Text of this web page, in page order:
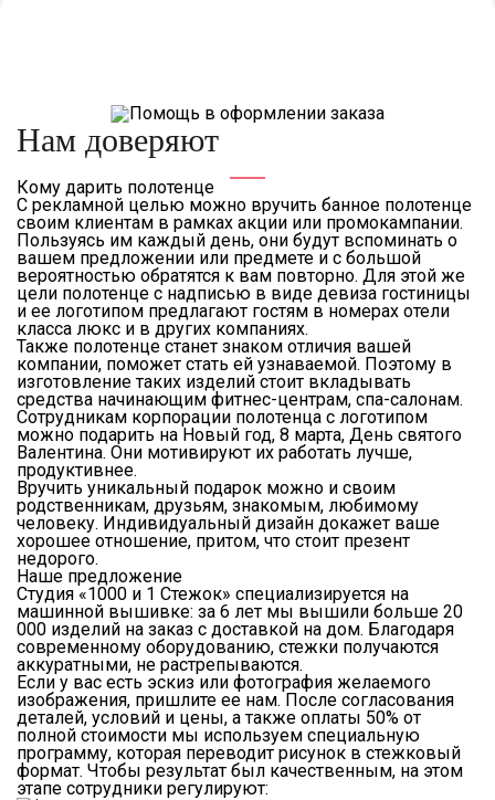
Нам доверяют
Кому дарить полотенце
С рекламной целью можно вручить банное полотенце
своим клиентам в рамках акции или промокампании.
Пользуясь им каждый день, они будут вспоминать о
вашем предложении или предмете и с большой
вероятностью обратятся к вам повторно. Для этой же
цели полотенце с надписью в виде девиза гостиницы
и ее логотипом предлагают гостям в номерах отели
класса люкс и в других компаниях.
Также полотенце станет знаком отличия вашей
компании, поможет стать ей узнаваемой. Поэтому в
изготовление таких изделий стоит вкладывать
средства начинающим фитнес-центрам, спа-салонам.
Сотрудникам корпорации полотенца с логотипом
можно подарить на Новый год, 8 марта, День святого
Валентина. Они мотивируют их работать лучше,
продуктивнее.
Вручить уникальный подарок можно и своим
родственникам, друзьям, знакомым, любимому
человеку. Индивидуальный дизайн докажет ваше
хорошее отношение, притом, что стоит презент
недорого.
Наше предложение
Студия «1000 и 1 Стежок» специализируется на
машинной вышивке: за 6 лет мы вышили больше 20
000 изделий на заказ с доставкой на дом. Благодаря
современному оборудованию, стежки получаются
аккуратными, не растрепываются.
Если у вас есть эскиз или фотография желаемого
изображения, пришлите ее нам. После согласования
деталей, условий и цены, а также оплаты 50% от
полной стоимости мы используем специальную
программу, которая переводит рисунок в стежковый
формат. Чтобы результат был качественным, на этом
этапе сотрудники регулируют: